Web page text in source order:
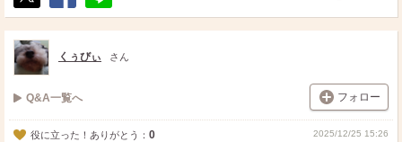
ポ
ス
ト
シ
ェ
送
る
くぅびぃ さん
Q&A一覧へ フォロー
役に立った！ありがとう： 0 2025/12/25 15:26